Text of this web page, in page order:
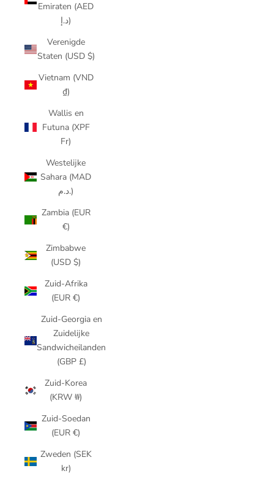
Emiraten (AED
د.إ)
Verenigde
Staten (USD $)
Vietnam (VND
₫)
Wallis en
Futuna (XPF
Fr)
Westelijke
Sahara (MAD
د.م.)
Zambia (EUR
€)
Zimbabwe
(USD $)
Zuid-Afrika
(EUR €)
Zuid-Georgia en
Zuidelijke
Sandwicheilanden
(GBP £)
Zuid-Korea
(KRW ₩)
Zuid-Soedan
(EUR €)
Zweden (SEK
kr)